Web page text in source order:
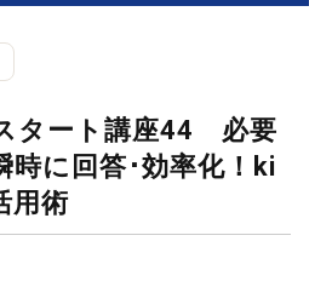
タート講座44 必要
時に回答･効率化！ki
用術